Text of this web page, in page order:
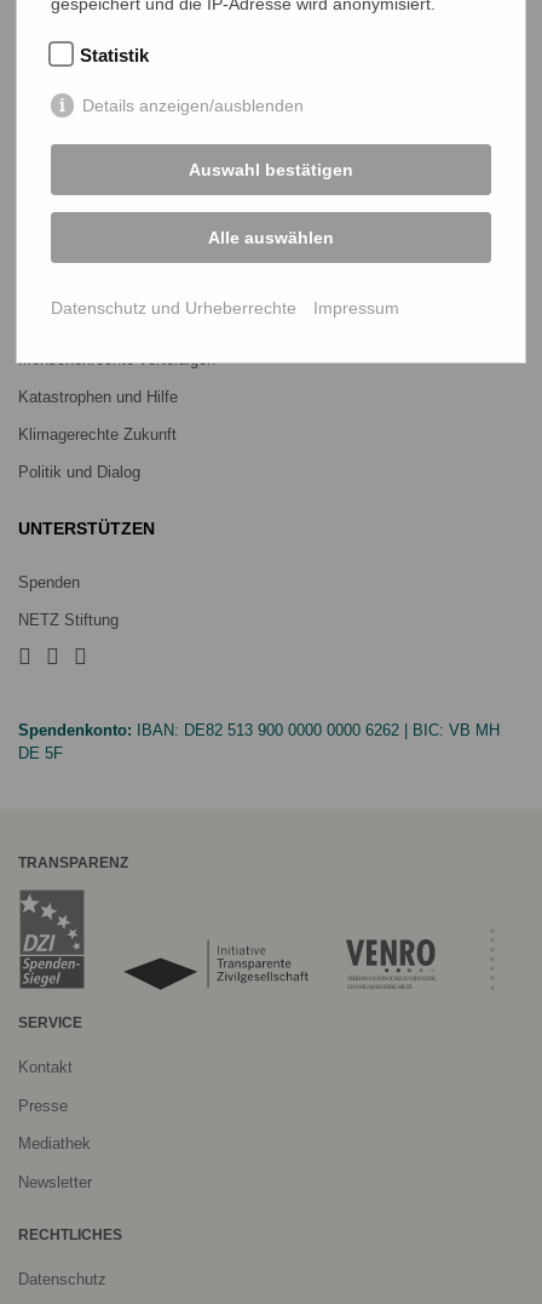
START
Bangladesch-Portal
Projekte
Menschenrechte verteidigen
Katastrophen und Hilfe
Klimagerechte Zukunft
Politik und Dialog
UNTERSTÜTZEN
Spenden
NETZ Stiftung
Spendenkonto: IBAN: DE82 513 900 0000 0000 6262 | BIC: VB MH
DE 5F
TRANSPARENZ
SERVICE
Kontakt
Presse
Mediathek
Newsletter
RECHTLICHES
Datenschutz
gespeichert und die IP-Adresse wird anonymisiert.
Statistik
Details anzeigen/ausblenden
Auswahl bestätigen
Alle auswählen
Datenschutz und Urheberrechte Impressum